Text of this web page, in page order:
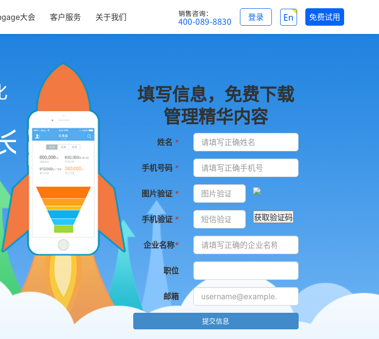
大会 客户服务 关于我们 免费试用
登录
填写信息，免费下载
管理精华内容
姓名 *
手机号码 *
图片验证 *
手机验证 *
企业名称*
职位
邮箱
提交信息